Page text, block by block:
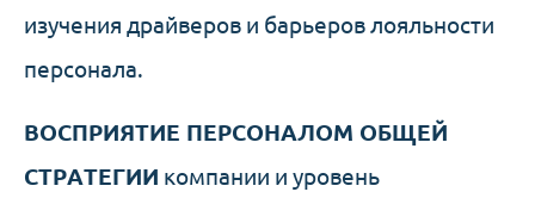
изучения драйверов и барьеров лояльности
персонала.
ВОСПРИЯТИЕ ПЕРСОНАЛОМ ОБЩЕЙ
СТРАТЕГИИ компании и уровень